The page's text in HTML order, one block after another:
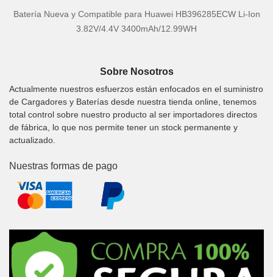
Batería Nueva y Compatible para Huawei HB396285ECW Li-Ion
3.82V/4.4V 3400mAh/12.99WH
Sobre Nosotros
Actualmente nuestros esfuerzos están enfocados en el suministro
de Cargadores y Baterías desde nuestra tienda online, tenemos
total control sobre nuestro producto al ser importadores directos
de fábrica, lo que nos permite tener un stock permanente y
actualizado.
Nuestras formas de pago